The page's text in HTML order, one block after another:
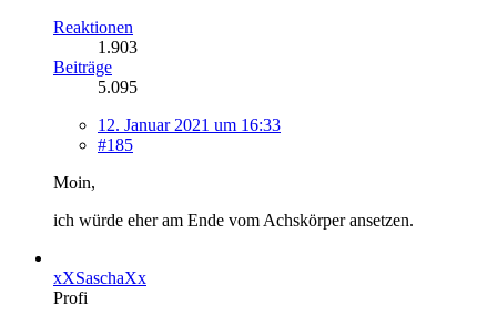
Reaktionen
1.903
Beiträge
5.095
12. Januar 2021 um 16:33
#185
Moin,
ich würde eher am Ende vom Achskörper ansetzen.
xXSaschaXx
Profi